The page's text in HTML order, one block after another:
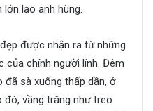
lao anh hùng.
được nhận ra từ những
của chính người lính. Đêm
đã sà xuống thấp dần, ở
vầng trăng như treo